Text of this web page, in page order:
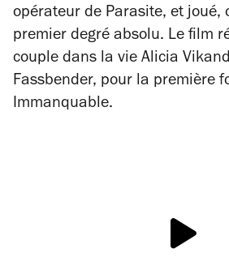
opérateur de Parasite, et joué,
premier degré absolu. Le film
couple dans la vie Alicia
Fassbender, pour la première
Immanquable.